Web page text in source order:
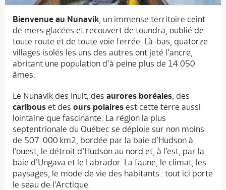
Bienvenue au Nunavik, un immense territoire ceint
de mers glacées et recouvert de toundra, oublié de
toute route et de toute voie ferrée. Là-bas, quatorze
villages isolés les uns des autres ont jeté l’ancre,
abritant une population d’à peine plus de 14 050
âmes.
Le Nunavik des Inuit, des aurores boréales , des
caribous et des ours polaires est cette terre aussi
lointaine que fascinante. La région la plus
septentrionale du Québec se déploie sur non moins
de 507 000 km2, bordée par la baie d’Hudson à
l’ouest, le détroit d’Hudson au nord et, à l’est, par la
baie d’Ungava et le Labrador. La faune, le climat, les
paysages, le mode de vie des habitants : tout ici porte
le seau de l’Arctique.